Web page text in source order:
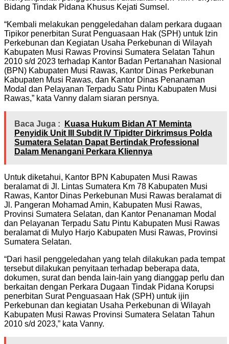
Bidang Tindak Pidana Khusus Kejati Sumsel.
“Kembali melakukan penggeledahan dalam perkara dugaan
Tipikor penerbitan Surat Penguasaan Hak (SPH) untuk Izin
Perkebunan dan Kegiatan Usaha Perkebunan di Wilayah
Kabupaten Musi Rawas Provinsi Sumatera Selatan Tahun
2010 s/d 2023 terhadap Kantor Badan Pertanahan Nasional
(BPN) Kabupaten Musi Rawas, Kantor Dinas Perkebunan
Kabupaten Musi Rawas, dan Kantor Dinas Penanaman
Modal dan Pelayanan Terpadu Satu Pintu Kabupaten Musi
Rawas,” kata Vanny dalam siaran persnya.
Baca Juga :
Kuasa Hukum Bidan AT Meminta
Penyidik Unit III Subdit IV Tipidter Dirkrimsus Polda
Sumatera Selatan Dapat Bertindak Professional
Dalam Menangani Perkara Kliennya
Untuk diketahui, Kantor BPN Kabupaten Musi Rawas
beralamat di Jl. Lintas Sumatera Km 78 Kabupaten Musi
Rawas, Kantor Dinas Perkebunan Musi Rawas beralamat di
Jl. Pangeran Mohamad Amin, Kabupaten Musi Rawas,
Provinsi Sumatera Selatan, dan Kantor Penanaman Modal
dan Pelayanan Terpadu Satu Pintu Kabupaten Musi Rawas
beralamat di Mulyo Harjo Kabupaten Musi Rawas, Provinsi
Sumatera Selatan.
“Dari hasil penggeledahan yang telah dilakukan pada tempat
tersebut dilakukan penyitaan terhadap beberapa data,
dokumen, surat dan benda lain-lain yang dianggap perlu dan
berkaitan dengan Perkara Dugaan Tindak Pidana Korupsi
penerbitan Surat Penguasaan Hak (SPH) untuk ijin
Perkebunan dan kegiatan Usaha Perkebunan di Wilayah
Kabupaten Musi Rawas Provinsi Sumatera Selatan Tahun
2010 s/d 2023,” kata Vanny.